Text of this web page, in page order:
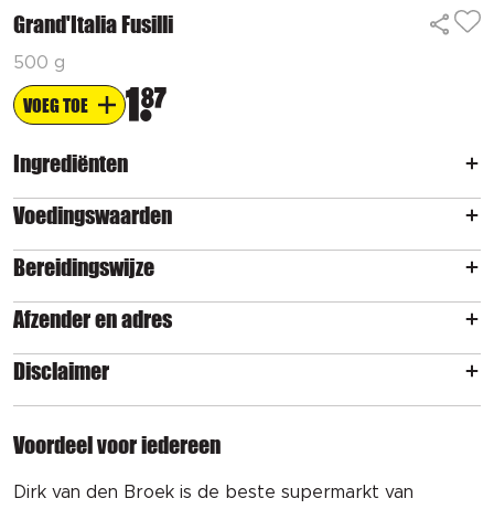
Grand'Italia Fusilli
500 g
VOEG TOE 1 87
Ingrediënten
Voedingswaarden
Bereidingswijze
Afzender en adres
Disclaimer
Voordeel voor iedereen
Dirk van den Broek is de beste supermarkt van